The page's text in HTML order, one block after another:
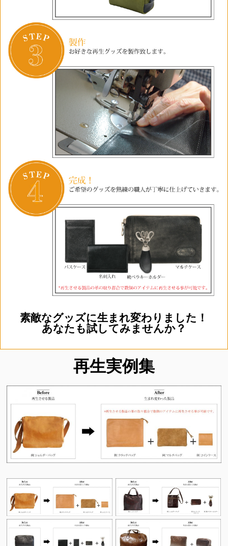
素敵なグッズに生まれ変わりました！
あなたも試してみませんか？
再生実例集